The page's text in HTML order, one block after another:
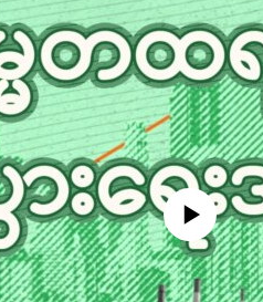
No media source